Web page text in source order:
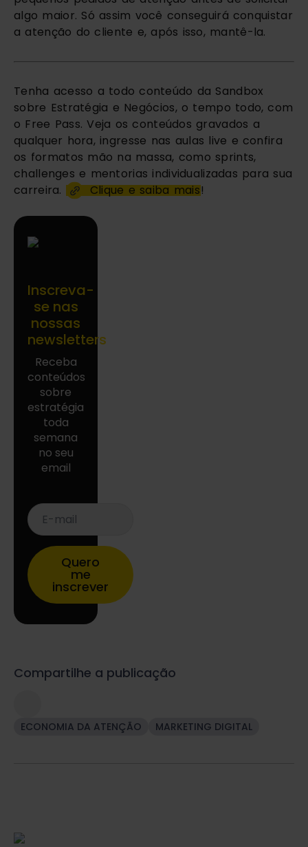
algo maior. Só assim você conseguirá conquistar
a atenção do cliente e, após isso, mantê-la.
Tenha acesso a todo conteúdo da Sandbox
sobre Estratégia e Negócios, o tempo todo, com
o Free Pass. Veja os conteúdos gravados a
qualquer hora, ingresse nas aulas live e confira
os formatos mão na massa, como sprints,
challenges e mentorias individualizadas para sua
carreira.
Clique e saiba mais!
Inscreva-
se nas
nossas
newsletters
Receba
conteúdos
sobre
estratégia
toda
semana
no seu
email
E-
mail
*
Quero
me
inscrever
Compartilhe a publicação
ECONOMIA DA ATENÇÃO MARKETING DIGITAL